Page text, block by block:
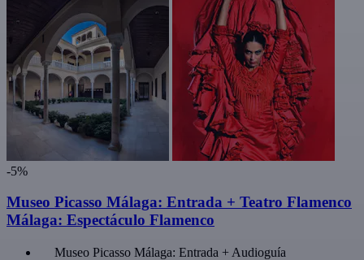
-5%
Museo Picasso Málaga: Entrada + Teatro Flamenco
Málaga: Espectáculo Flamenco
Museo Picasso Málaga: Entrada + Audioguía